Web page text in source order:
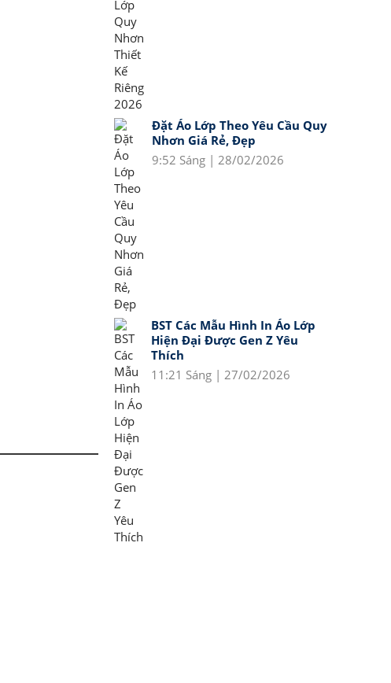
Đặt Áo Lớp Theo Yêu Cầu Quy
Nhơn Giá Rẻ, Đẹp
9:52 Sáng | 28/02/2026
BST Các Mẫu Hình In Áo Lớp
Hiện Đại Được Gen Z Yêu
Thích
11:21 Sáng | 27/02/2026